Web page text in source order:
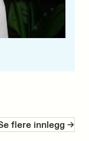
flere innlegg ->